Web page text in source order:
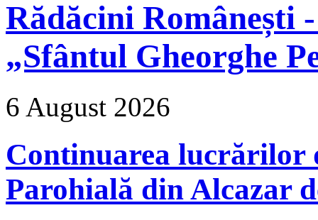
Rădăcini Românești
„Sfântul Gheorghe
6 August 2026
Continuarea lucrărilor
Parohială din Alcazar